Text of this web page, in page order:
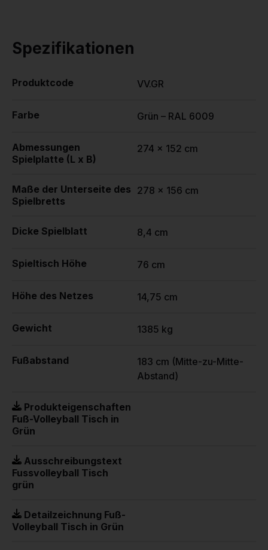
Spezifikationen
Produktcode VV.GR
Farbe Grün – RAL 6009
Abmessungen
Spielplatte (L x B)
274 x 152 cm
Maße der Unterseite des
Spielbretts
278 x 156 cm
Dicke Spielblatt 8,4 cm
Spieltisch Höhe 76 cm
Höhe des Netzes 14,75 cm
Gewicht 1385 kg
Fußabstand
183 cm (Mitte-zu-Mitte-
Abstand)
Produkteigenschaften
Fuß-Volleyball Tisch in
Grün
Ausschreibungstext
Fussvolleyball Tisch
grün
Detailzeichnung Fuß-
Volleyball Tisch in Grün